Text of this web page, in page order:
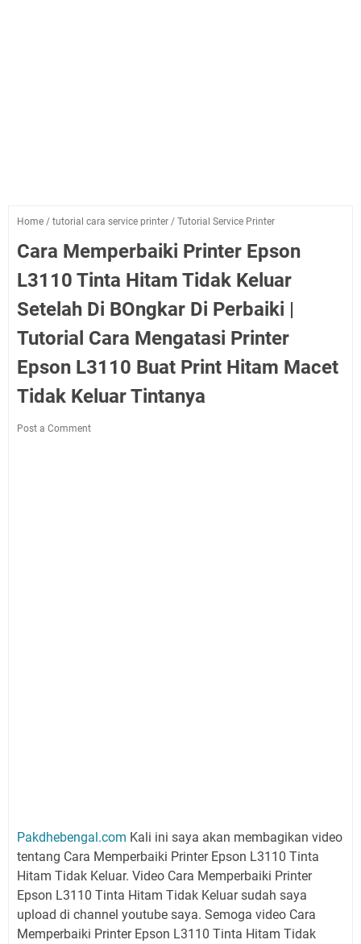
Home / tutorial cara service printer / Tutorial Service Printer
Cara Memperbaiki Printer Epson
L3110 Tinta Hitam Tidak Keluar
Setelah Di BOngkar Di Perbaiki |
Tutorial Cara Mengatasi Printer
Epson L3110 Buat Print Hitam Macet
Tidak Keluar Tintanya
Post a Comment
Pakdhebengal.com Kali ini saya akan membagikan video
tentang Cara Memperbaiki Printer Epson L3110 Tinta
Hitam Tidak Keluar. Video Cara Memperbaiki Printer
Epson L3110 Tinta Hitam Tidak Keluar sudah saya
upload di channel youtube saya. Semoga video Cara
Memperbaiki Printer Epson L3110 Tinta Hitam Tidak